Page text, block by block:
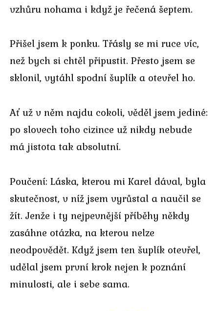
vzhůru nohama i když je řečená šeptem.
Přišel jsem k ponku. Třásly se mi ruce víc,
než bych si chtěl připustit. Přesto jsem se
sklonil, vytáhl spodní šuplík a otevřel ho.
Ať už v něm najdu cokoli, věděl jsem jediné:
po slovech toho cizince už nikdy nebude
má jistota tak absolutní.
Poučení: Láska, kterou mi Karel dával, byla
skutečnost, v níž jsem vyrůstal a naučil se
žít. Jenže i ty nejpevnější příběhy někdy
zasáhne otázka, na kterou nelze
neodpovědět. Když jsem ten šuplík otevřel,
udělal jsem první krok nejen k poznání
minulosti, ale i sebe sama.